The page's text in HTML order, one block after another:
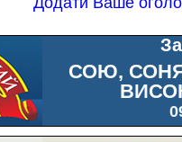
СОЮ,